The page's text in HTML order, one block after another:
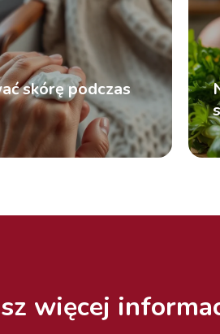
skórę podczas
więcej